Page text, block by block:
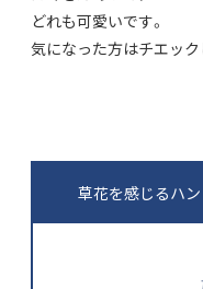
どれも可愛いです。
気になった方はチエック
草花を感じるハ